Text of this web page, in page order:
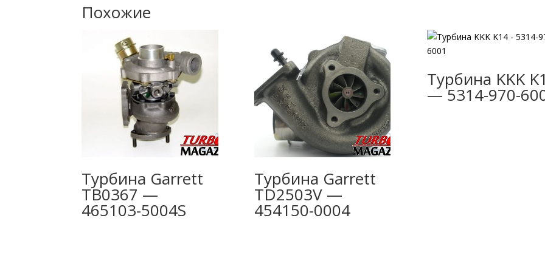
Похожие
Турбина Garrett
TB0367 —
465103-5004S
Турбина Garrett
TD2503V —
454150-0004
Турбина KKK
— 5314-970-